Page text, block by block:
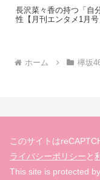
長沢菜々香の持つ「自
性【月刊エンタメ1月号
ホーム 欅坂
このサイトは
ライバシーポリシーと
This site is protected